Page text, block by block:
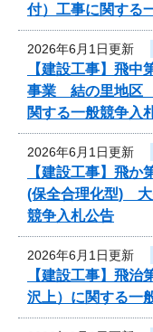
付）工事に関する
2026年6月1日更新
【建設工事】飛
事業 結の里地区
関する一般競争入
2026年6月1日更新
【建設工事】飛
(保全合理化型)
競争入札公告
2026年6月1日更新
【建設工事】飛
沢上）に関する一